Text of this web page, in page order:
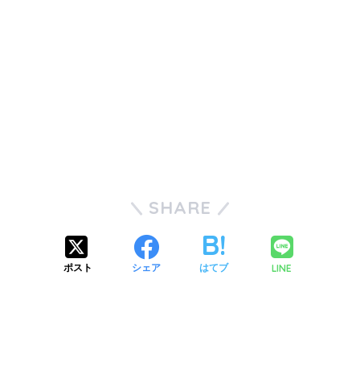
SHARE
ポスト シェア はてブ LINE